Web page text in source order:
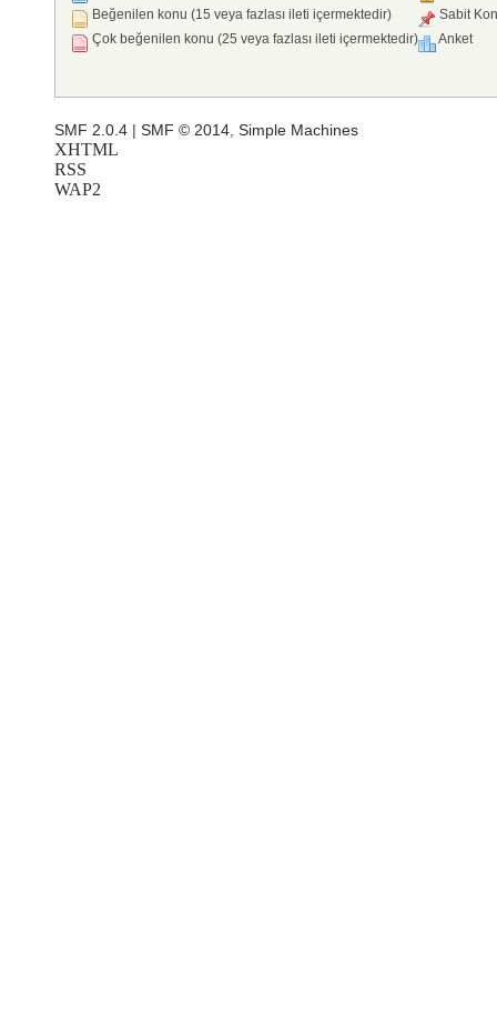
Beğenilen konu (15 veya fazlası ileti içermektedir)
Çok beğenilen konu (25 veya fazlası ileti içermektedir)
Sabit
Anket
SMF 2.0.4 SMF © 2014 Simple Machines
XHTML
RSS
WAP2